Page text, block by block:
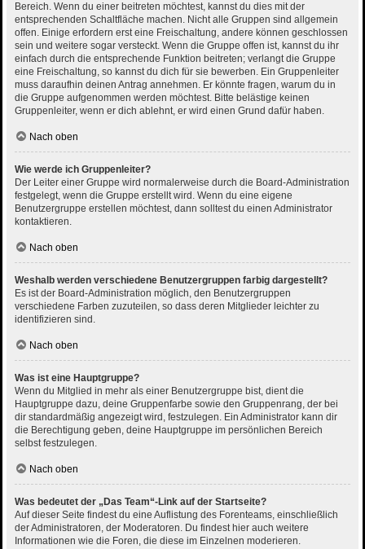
Bereich. Wenn du einer beitreten möchtest, kannst du dies mit der
entsprechenden Schaltfläche machen. Nicht alle Gruppen sind allgemein
offen. Einige erfordern erst eine Freischaltung, andere können geschlossen
sein und weitere sogar versteckt. Wenn die Gruppe offen ist, kannst du ihr
einfach durch die entsprechende Funktion beitreten; verlangt die Gruppe
eine Freischaltung, so kannst du dich für sie bewerben. Ein Gruppenleiter
muss daraufhin deinen Antrag annehmen. Er könnte fragen, warum du in
die Gruppe aufgenommen werden möchtest. Bitte belästige keinen
Gruppenleiter, wenn er dich ablehnt, er wird einen Grund dafür haben.
Nach oben
Wie werde ich Gruppenleiter?
Der Leiter einer Gruppe wird normalerweise durch die Board-Administration
festgelegt, wenn die Gruppe erstellt wird. Wenn du eine eigene
Benutzergruppe erstellen möchtest, dann solltest du einen Administrator
kontaktieren.
Nach oben
Weshalb werden verschiedene Benutzergruppen farbig dargestellt?
Es ist der Board-Administration möglich, den Benutzergruppen
verschiedene Farben zuzuteilen, so dass deren Mitglieder leichter zu
identifizieren sind.
Nach oben
Was ist eine Hauptgruppe?
Wenn du Mitglied in mehr als einer Benutzergruppe bist, dient die
Hauptgruppe dazu, deine Gruppenfarbe sowie den Gruppenrang, der bei
dir standardmäßig angezeigt wird, festzulegen. Ein Administrator kann dir
die Berechtigung geben, deine Hauptgruppe im persönlichen Bereich
selbst festzulegen.
Nach oben
Was bedeutet der „Das Team“-Link auf der Startseite?
Auf dieser Seite findest du eine Auflistung des Forenteams, einschließlich
der Administratoren, der Moderatoren. Du findest hier auch weitere
Informationen wie die Foren, die diese im Einzelnen moderieren.